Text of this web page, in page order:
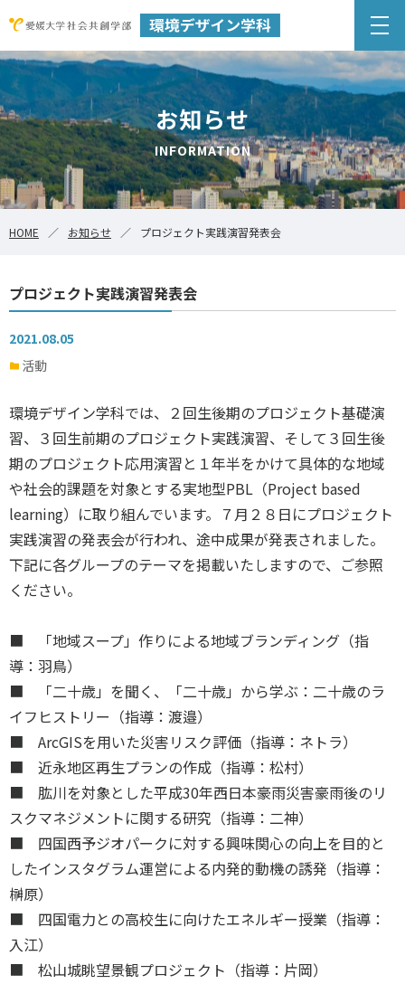
お知らせ
INFORMATION
HOME お知らせ プロジェクト実践演習発表会
プロジェクト実践演習発表会
2021.08.05
活動
環境デザイン学科では、２回生後期のプロジェクト基礎演
習、３回生前期のプロジェクト実践演習、そして３回生後
期のプロジェクト応用演習と１年半をかけて具体的な地域
や社会的課題を対象とする実地型PBL（Project based
learning）に取り組んでいます。７月２８日にプロジェクト
実践演習の発表会が行われ、途中成果が発表されました。
下記に各グループのテーマを掲載いたしますので、ご参照
ください。
■ 「地域スープ」作りによる地域ブランディング（指
導：羽鳥）
■ 「二十歳」を聞く、「二十歳」から学ぶ：二十歳のラ
イフヒストリー（指導：渡邉）
■ ArcGISを用いた災害リスク評価（指導：ネトラ）
■ 近永地区再生プランの作成（指導：松村）
■ 肱川を対象とした平成30年西日本豪雨災害豪雨後のリ
スクマネジメントに関する研究（指導：二神）
■ 四国西予ジオパークに対する興味関心の向上を目的と
したインスタグラム運営による内発的動機の誘発（指導：
榊原）
■ 四国電力との高校生に向けたエネルギー授業（指導：
入江）
■ 松山城眺望景観プロジェクト（指導：片岡）